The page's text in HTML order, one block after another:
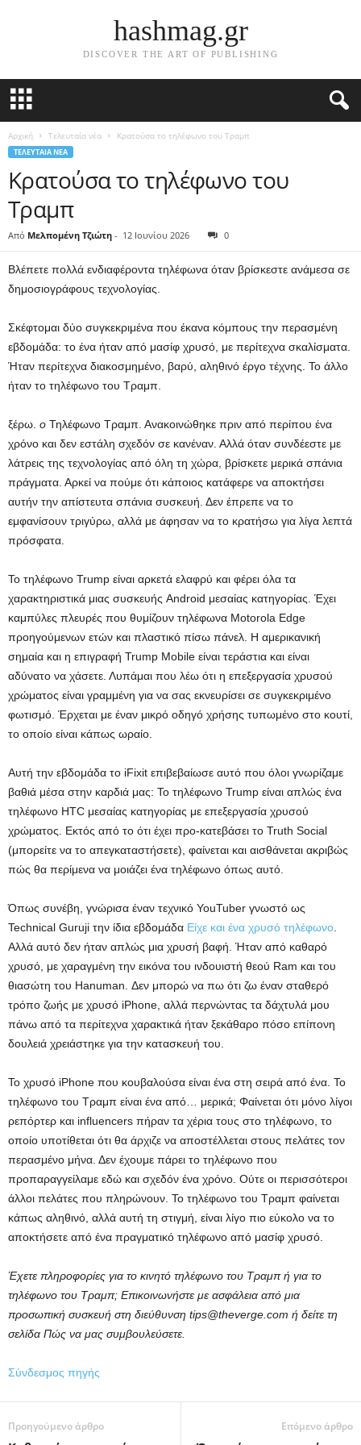
hashmag.gr
DISCOVER THE ART OF PUBLISHING
Αρχική Τελευταία νέα Κρατούσα το τηλέφωνο του Τραμπ
ΤΕΛΕΥΤΑΊΑ ΝΈΑ
Κρατούσα το τηλέφωνο του
Τραμπ
Από Μελπομένη Τζιώτη - 12 Ιουνίου 2026 0
Βλέπετε πολλά ενδιαφέροντα τηλέφωνα όταν βρίσκεστε ανάμεσα σε
δημοσιογράφους τεχνολογίας.
Σκέφτομαι δύο συγκεκριμένα που έκανα κόμπους την περασμένη
εβδομάδα: το ένα ήταν από μασίφ χρυσό, με περίτεχνα σκαλίσματα.
Ήταν περίτεχνα διακοσμημένο, βαρύ, αληθινό έργο τέχνης. Το άλλο
ήταν το τηλέφωνο του Τραμπ.
ξέρω. ο Τηλέφωνο Τραμπ. Ανακοινώθηκε πριν από περίπου ένα
χρόνο και δεν εστάλη σχεδόν σε κανέναν. Αλλά όταν συνδέεστε με
λάτρεις της τεχνολογίας από όλη τη χώρα, βρίσκετε μερικά σπάνια
πράγματα. Αρκεί να πούμε ότι κάποιος κατάφερε να αποκτήσει
αυτήν την απίστευτα σπάνια συσκευή. Δεν έπρεπε να το
εμφανίσουν τριγύρω, αλλά με άφησαν να το κρατήσω για λίγα λεπτά
πρόσφατα.
Το τηλέφωνο Trump είναι αρκετά ελαφρύ και φέρει όλα τα
χαρακτηριστικά μιας συσκευής Android μεσαίας κατηγορίας. Έχει
καμπύλες πλευρές που θυμίζουν τηλέφωνα Motorola Edge
προηγούμενων ετών και πλαστικό πίσω πάνελ. Η αμερικανική
σημαία και η επιγραφή Trump Mobile είναι τεράστια και είναι
αδύνατο να χάσετε. Λυπάμαι που λέω ότι η επεξεργασία χρυσού
χρώματος είναι γραμμένη για να σας εκνευρίσει σε συγκεκριμένο
φωτισμό. Έρχεται με έναν μικρό οδηγό χρήσης τυπωμένο στο κουτί,
το οποίο είναι κάπως ωραίο.
Αυτή την εβδομάδα το iFixit επιβεβαίωσε αυτό που όλοι γνωρίζαμε
βαθιά μέσα στην καρδιά μας: Το τηλέφωνο Trump είναι απλώς ένα
τηλέφωνο HTC μεσαίας κατηγορίας με επεξεργασία χρυσού
χρώματος. Εκτός από το ότι έχει προ-κατεβάσει το Truth Social
(μπορείτε να το απεγκαταστήσετε), φαίνεται και αισθάνεται ακριβώς
πώς θα περίμενα να μοιάζει ένα τηλέφωνο όπως αυτό.
Όπως συνέβη, γνώρισα έναν τεχνικό YouTuber γνωστό ως
Technical Guruji την ίδια εβδομάδα Είχε και ένα χρυσό τηλέφωνο
Αλλά αυτό δεν ήταν απλώς μια χρυσή βαφή. Ήταν από καθαρό
χρυσό, με χαραγμένη την εικόνα του ινδουιστή θεού Ram και του
θιασώτη του Hanuman. Δεν μπορώ να πω ότι ζω έναν σταθερό
τρόπο ζωής με χρυσό iPhone, αλλά περνώντας τα δάχτυλά μου
πάνω από τα περίτεχνα χαρακτικά ήταν ξεκάθαρο πόσο επίπονη
δουλειά χρειάστηκε για την κατασκευή του.
Το χρυσό iPhone που κουβαλούσα είναι ένα στη σειρά από ένα. Το
τηλέφωνο του Τραμπ είναι ένα από… μερικά; Φαίνεται ότι μόνο λίγοι
ρεπόρτερ και influencers πήραν τα χέρια τους στο τηλέφωνο, το
οποίο υποτίθεται ότι θα άρχιζε να αποστέλλεται στους πελάτες τον
περασμένο μήνα. Δεν έχουμε πάρει το τηλέφωνο που
προπαραγγείλαμε εδώ και σχεδόν ένα χρόνο. Ούτε οι περισσότεροι
άλλοι πελάτες που πληρώνουν. Το τηλέφωνο του Τραμπ φαίνεται
κάπως αληθινό, αλλά αυτή τη στιγμή, είναι λίγο πιο εύκολο να το
αποκτήσετε από ένα πραγματικό τηλέφωνο από μασίφ χρυσό.
Έχετε πληροφορίες για το κινητό τηλέφωνο του Τραμπ ή για το
τηλέφωνο του Τραμπ; Επικοινωνήστε με ασφάλεια από μια
προσωπική συσκευή στη διεύθυνση tips@theverge.com ή δείτε τη
σελίδα Πώς να μας συμβουλεύσετε.
Σύνδεσμος πηγής
Προηγούμενο άρθρο Επόμενο άρθρο